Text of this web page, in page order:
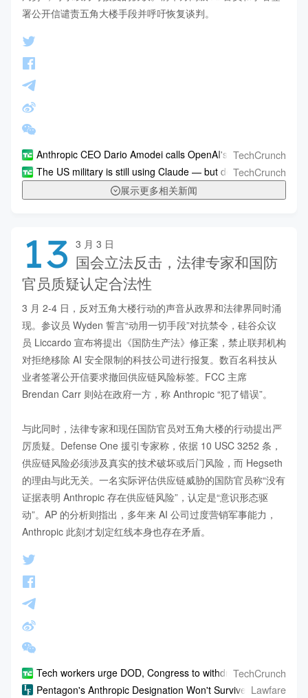
署公开信谴责五角大楼手段并呼吁恢复谈判。
Anthropic CEO Dario Amodei calls OpenAI's messaging
TechCrunch
The US military is still using Claude — but defense-tech
TechCrunch
展示更多相关新闻
13 3 月 3 日
国会立法反击，法律专家和国防
官员质疑认定合法性
3 月 2-4 日，反对五角大楼行动的声音从政界和法律界同时涌
现。参议员 Wyden 誓言“动用一切手段”对抗禁令，硅谷众议
员 Liccardo 宣布将提出《国防生产法》修正案，禁止联邦机构
对拒绝移除 AI 安全限制的科技公司进行报复。数百名科技从
业者签署公开信要求撤回供应链风险标签。FCC 主席
Brendan Carr 则站在政府一方，称 Anthropic “犯了错误”。
与此同时，法律专家和现任国防官员对五角大楼的行动提出严
厉质疑。Defense One 援引专家称，依据 10 USC 3252 条，
供应链风险必须涉及真实的技术破坏或后门风险，而 Hegseth
的理由与此无关。一名实际评估供应链威胁的国防官员称“没有
证据表明 Anthropic 存在供应链风险”，认定是“意识形态驱
动”。AP 的分析则指出，多年来 AI 公司过度营销军事能力，
Anthropic 此刻才划定红线本身也存在矛盾。
Tech workers urge DOD, Congress to withdraw Anthropic
TechCrunch
Pentagon's Anthropic Designation Won't Survive FirstLawfare